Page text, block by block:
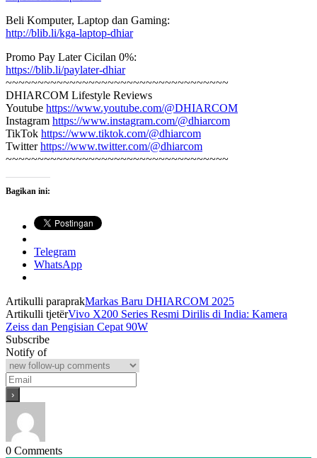
Beli Komputer, Laptop dan Gaming:
http://blib.li/kga-laptop-dhiar
Promo Pay Later Cicilan 0%:
https://blib.li/paylater-dhiar
~~~~~~~~~~~~~~~~~~~~~~~~~~~~~~~~~~~
DHIARCOM Lifestyle Reviews
Youtube https://www.youtube.com/@DHIARCOM
Instagram https://www.instagram.com/@dhiarcom
TikTok https://www.tiktok.com/@dhiarcom
Twitterhttps://www.twitter.com/@dhiarcom
~~~~~~~~~~~~~~~~~~~~~~~~~~~~~~~~~~~
Bagikan ini:
Telegram
WhatsApp
Artikulli paraprakMarkas Baru DHIARCOM 2025
Artikulli tjetërVivo X200 Series Resmi Dirilis di India: Kamera
Zeiss dan Pengisian Cepat 90W
Subscribe
Notify of
0 Comments